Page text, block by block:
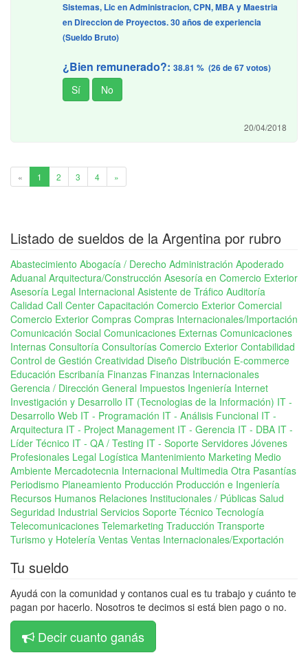
Sistemas, Lic en Administracion, CPN, MBA y Maestria
en Direccion de Proyectos. 30 años de experiencia
(Sueldo Bruto)
¿Bien remunerado?: 38.81 % (26 de 67 votos)
20/04/2018
« 1 2 3 4 »
Listado de sueldos de la Argentina por rubro
Abastecimiento Abogacía / Derecho Administración Apoderado
Aduanal Arquitectura/Construcción Asesoría en Comercio Exterior
Asesoría Legal Internacional Asistente de Tráfico Auditoría
Calidad Call Center Capacitación Comercio Exterior Comercial
Comercio Exterior Compras Compras Internacionales/Importación
Comunicación Social Comunicaciones Externas Comunicaciones
Internas Consultoría Consultorías Comercio Exterior Contabilidad
Control de Gestión Creatividad Diseño Distribución E-commerce
Educación Escribanía Finanzas Finanzas Internacionales
Gerencia / Dirección General Impuestos Ingeniería Internet
Investigación y Desarrollo IT (Tecnologias de la Información) IT -
Desarrollo Web IT - Programación IT - Análisis Funcional IT -
Arquitectura IT - Project Management IT - Gerencia IT - DBA IT -
Líder Técnico IT - QA / Testing IT - Soporte Servidores Jóvenes
Profesionales Legal Logística Mantenimiento Marketing Medio
Ambiente Mercadotecnia Internacional Multimedia Otra Pasantías
Periodismo Planeamiento Producción Producción e Ingeniería
Recursos Humanos Relaciones Institucionales / Públicas Salud
Seguridad Industrial Servicios Soporte Técnico Tecnología
Telecomunicaciones Telemarketing Traducción Transporte
Turismo y Hotelería Ventas Ventas Internacionales/Exportación
Tu sueldo
Ayudá con la comunidad y contanos cual es tu trabajo y cuánto te
pagan por hacerlo. Nosotros te decimos si está bien pago o no.
Decir cuanto ganás